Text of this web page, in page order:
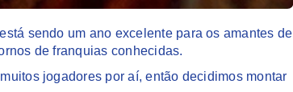
sendo um ano excelente para os amantes de
de franquias conhecidas.
jogadores por aí, então decidimos montar